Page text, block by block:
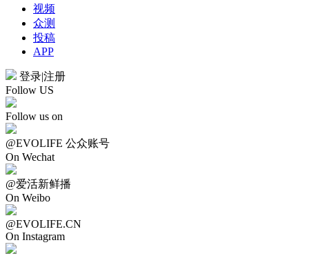
视频
众测
投稿
APP
登录|注册
Follow US
Follow us on
@EVOLIFE 公众账号
On Wechat
@爱活新鲜播
On Weibo
@EVOLIFE.CN
On Instagram